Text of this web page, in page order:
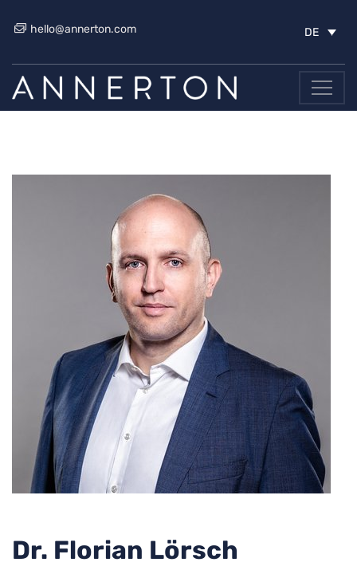
hello@annerton.com DE
Dr. Florian Lörsch